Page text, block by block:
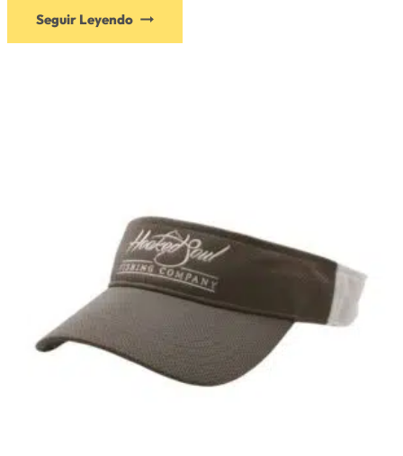
Seguir Leyendo